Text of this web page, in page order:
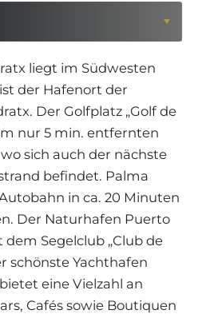
liegt im Südwesten
der Hafenort der
Der Golfplatz „Golf de
nur 5 min. entfernten
sich auch der nächste
befindet. Palma
in ca. 20 Minuten
Der Naturhafen Puerto
Segelclub „Club de
schönste Yachthafen
eine Vielzahl an
Cafés sowie Boutiquen